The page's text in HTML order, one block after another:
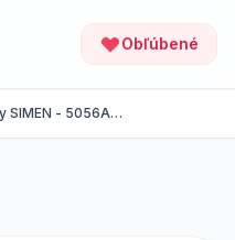
Obľúbené
SIMEN - 5056A